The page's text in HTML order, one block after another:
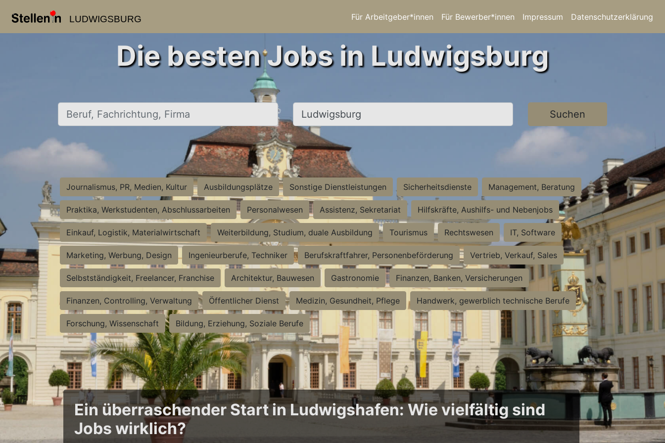
LUDWIGSBURG Für Arbeitgeber*innen Für Bewerber*innen Impressum Datenschutzerklärung
Die besten Jobs in Ludwigsburg
Beruf, Fachrichtung, Firma Ort, Stadt Suchen
Journalismus, PR, Medien, Kultur Ausbildungsplätze Sonstige Dienstleistungen Sicherheitsdienste Management, Beratung
Praktika, Werkstudenten, Abschlussarbeiten Personalwesen Assistenz, Sekretariat Hilfskräfte, Aushilfs- und Nebenjobs
Einkauf, Logistik, Materialwirtschaft Weiterbildung, Studium, duale Ausbildung Tourismus Rechtswesen IT, Software
Marketing, Werbung, Design Ingenieurberufe, Techniker Berufskraftfahrer, Personenbeförderung Vertrieb, Verkauf, Sales
Selbstständigkeit, Freelancer, Franchise Architektur, Bauwesen Gastronomie Finanzen, Banken, Versicherungen
Finanzen, Controlling, Verwaltung Öffentlicher Dienst Medizin, Gesundheit, Pflege Handwerk, gewerblich technische Berufe
Forschung, Wissenschaft Bildung, Erziehung, Soziale Berufe
Ein überraschender Start in Ludwigshafen: Wie vielfältig sind
Jobs wirklich?